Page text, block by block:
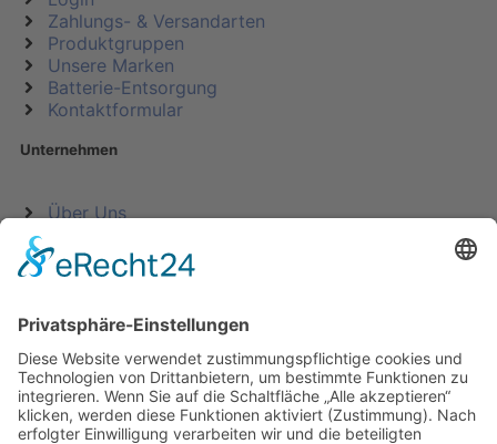
Zahlungs- & Versandarten
Produktgruppen
Unsere Marken
Batterie-Entsorgung
Kontaktformular
Unternehmen
Über Uns
AGB
Widerrufsrecht